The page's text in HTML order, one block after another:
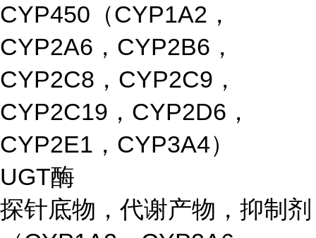
CYP450（CYP1A2，
CYP2A6，CYP2B6，
CYP2C8，CYP2C9，
CYP2C19，CYP2D6，
CYP2E1，CYP3A4）
UGT酶
探针底物，代谢产物，抑制剂